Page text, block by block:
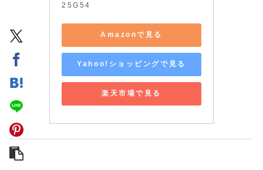
25G54
Amazonで見る
Yahoo!ショッピングで見る
楽天市場で見る